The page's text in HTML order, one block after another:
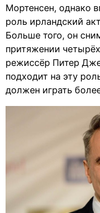
Мортенсен, однако
роль ирландский
Больше того, он
притяжении
режиссёр Питер
подходит на эту
должен играть